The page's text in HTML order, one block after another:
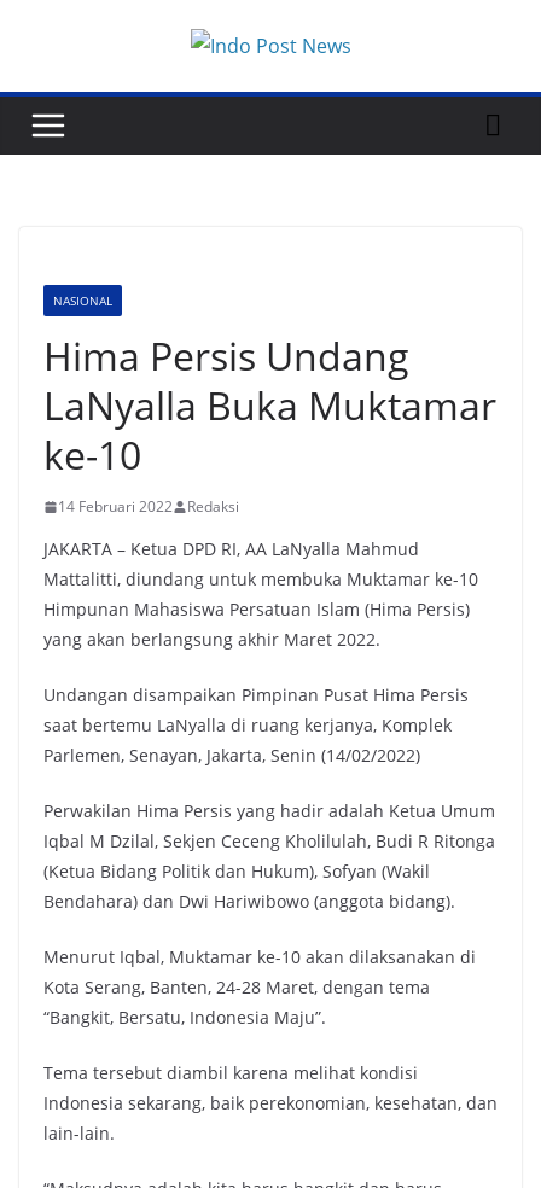
NASIONAL
Hima Persis Undang
LaNyalla Buka Muktamar
ke-10
14 Februari 2022 Redaksi
JAKARTA – Ketua DPD RI, AA LaNyalla Mahmud
Mattalitti, diundang untuk membuka Muktamar ke-10
Himpunan Mahasiswa Persatuan Islam (Hima Persis)
yang akan berlangsung akhir Maret 2022.
Undangan disampaikan Pimpinan Pusat Hima Persis
saat bertemu LaNyalla di ruang kerjanya, Komplek
Parlemen, Senayan, Jakarta, Senin (14/02/2022)
Perwakilan Hima Persis yang hadir adalah Ketua Umum
Iqbal M Dzilal, Sekjen Ceceng Kholilulah, Budi R Ritonga
(Ketua Bidang Politik dan Hukum), Sofyan (Wakil
Bendahara) dan Dwi Hariwibowo (anggota bidang).
Menurut Iqbal, Muktamar ke-10 akan dilaksanakan di
Kota Serang, Banten, 24-28 Maret, dengan tema
“Bangkit, Bersatu, Indonesia Maju”.
Tema tersebut diambil karena melihat kondisi
Indonesia sekarang, baik perekonomian, kesehatan, dan
lain-lain.